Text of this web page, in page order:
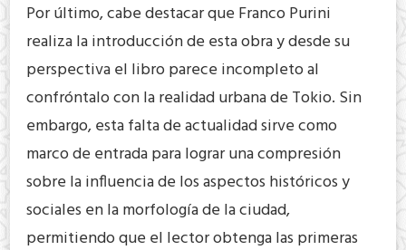
Por último, cabe destacar que Franco Purini
realiza la introducción de esta obra y desde su
perspectiva el libro parece incompleto al
confróntalo con la realidad urbana de Tokio. Sin
embargo, esta falta de actualidad sirve como
marco de entrada para lograr una compresión
sobre la influencia de los aspectos históricos y
sociales en la morfología de la ciudad,
permitiendo que el lector obtenga las primeras